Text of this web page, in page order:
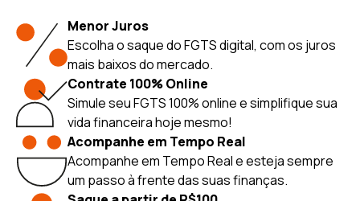
Menor Juros
Escolha o saque do FGTS digital, com os juros
mais baixos do mercado.
Contrate 100% Online
Simule seu FGTS 100% online e simplifique sua
vida financeira hoje mesmo!
Acompanhe em Tempo Real
Acompanhe em Tempo Real e esteja sempre
um passo à frente das suas finanças.